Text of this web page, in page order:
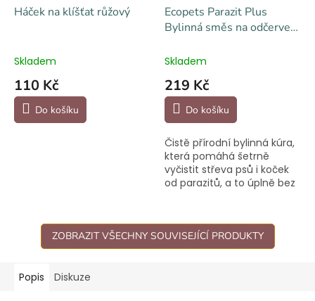
Háček na klíšťat růžový
Skladem
110 Kč
Do košíku
Ecopets Parazit Plus
Bylinná směs na odčervení
Skladem
219 Kč
Do košíku
Čistě přírodní bylinná kúra,
která pomáhá šetrně
vyčistit střeva psů i koček
od parazitů, a to úplně bez
ZOBRAZIT VŠECHNY SOUVISEJÍCÍ PRODUKTY
Popis Diskuze